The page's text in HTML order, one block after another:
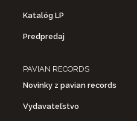
Katalóg LP
Predpredaj
PAVIAN RECORDS
Novinky z pavian records
Vydavateľstvo